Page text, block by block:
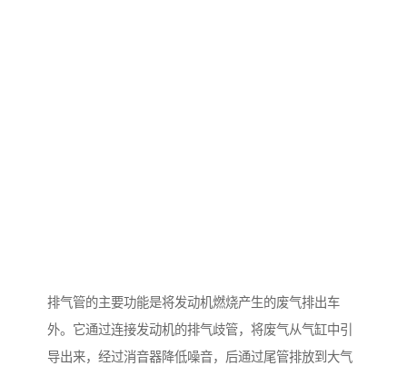
排气管的主要功能是将发动机燃烧产生的废气排出车
外。它通过连接发动机的排气歧管，将废气从气缸中引
导出来，经过消音器降低噪音，后通过尾管排放到大气